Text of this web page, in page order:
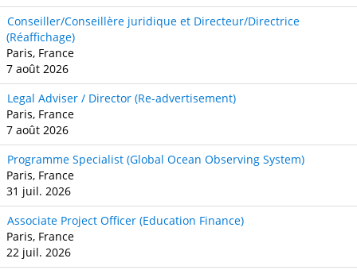
Conseiller/Conseillère juridique et Directeur/Directrice
(Réaffichage)
Paris, France
7 août 2026
Legal Adviser / Director (Re-advertisement)
Paris, France
7 août 2026
Programme Specialist (Global Ocean Observing System)
Paris, France
31 juil. 2026
Associate Project Officer (Education Finance)
Paris, France
22 juil. 2026